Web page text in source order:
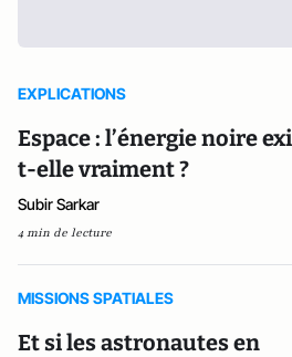
EXPLICATIONS
Espace : l’énergie noire
t-elle vraiment ?
Subir Sarkar
4 min de lecture
MISSIONS SPATIALES
Et si les astronautes en